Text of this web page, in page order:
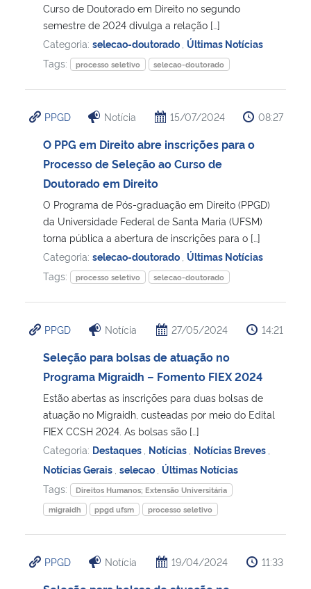
Curso de Doutorado em Direito no segundo
semestre de 2024 divulga a relação […]
Categoria: selecao-doutorado Últimas Notícias
Tags:
processo seletivo selecao-doutorado
PPGD Notícia 15/07/2024 08:27
O PPG em Direito abre inscrições para o
Processo de Seleção ao Curso de
Doutorado em Direito
O Programa de Pós-graduação em Direito (PPGD)
da Universidade Federal de Santa Maria (UFSM)
torna pública a abertura de inscrições para o […]
Categoria: selecao-doutorado Últimas Notícias
Tags:
processo seletivo selecao-doutorado
PPGD Notícia 27/05/2024 14:21
Seleção para bolsas de atuação no
Programa Migraidh – Fomento FIEX 2024
Estão abertas as inscrições para duas bolsas de
atuação no Migraidh, custeadas por meio do Edital
FIEX CCSH 2024. As bolsas são […]
Categoria: Destaques Notícias Notícias Breves
Notícias Gerais selecao Últimas Notícias
Tags:
Direitos Humanos; Extensão Universitária
migraidh
ppgd ufsm processo seletivo
PPGD Notícia 19/04/2024 11:33